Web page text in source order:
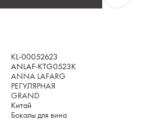
KL-00052623
ANLAF-KTG0523K
ANNA LAFARG
РЕГУЛЯРНАЯ
GRAND
Китай
Бокалы для вина